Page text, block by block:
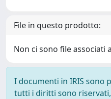
File in questo prodotto:
Non ci sono file associati
I documenti in IRIS sono
tutti i diritti sono